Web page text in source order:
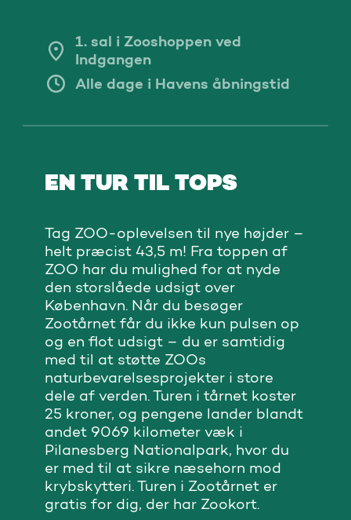
1. sal i Zooshoppen ved
Indgangen
Alle dage i Havens åbningstid
EN TUR TIL TOPS
Tag ZOO-oplevelsen til nye højder –
helt præcist 43,5 m! Fra toppen af
ZOO har du mulighed for at nyde
den storslåede udsigt over
København. Når du besøger
Zootårnet får du ikke kun pulsen op
og en flot udsigt – du er samtidig
med til at støtte ZOOs
naturbevarelsesprojekter i store
dele af verden. Turen i tårnet koster
25 kroner, og pengene lander blandt
andet 9069 kilometer væk i
Pilanesberg Nationalpark, hvor du
er med til at sikre næsehorn mod
krybskytteri. Turen i Zootårnet er
gratis for dig, der har Zookort.